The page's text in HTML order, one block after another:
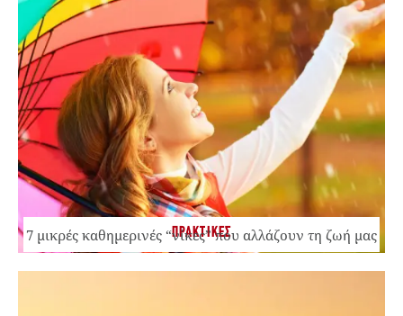
ΠΡΑΚΤΙΚΕΣ
7 μικρές καθημερινές “νίκες” που αλλάζουν τη ζωή μας